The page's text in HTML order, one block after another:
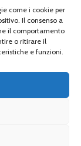
come i cookie per
Il consenso a
il comportamento
o ritirare il
e funzioni.
IPC